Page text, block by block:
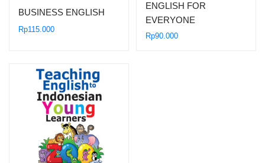
BUSINESS ENGLISH
Rp115.000
ENGLISH FOR
EVERYONE
Rp90.000